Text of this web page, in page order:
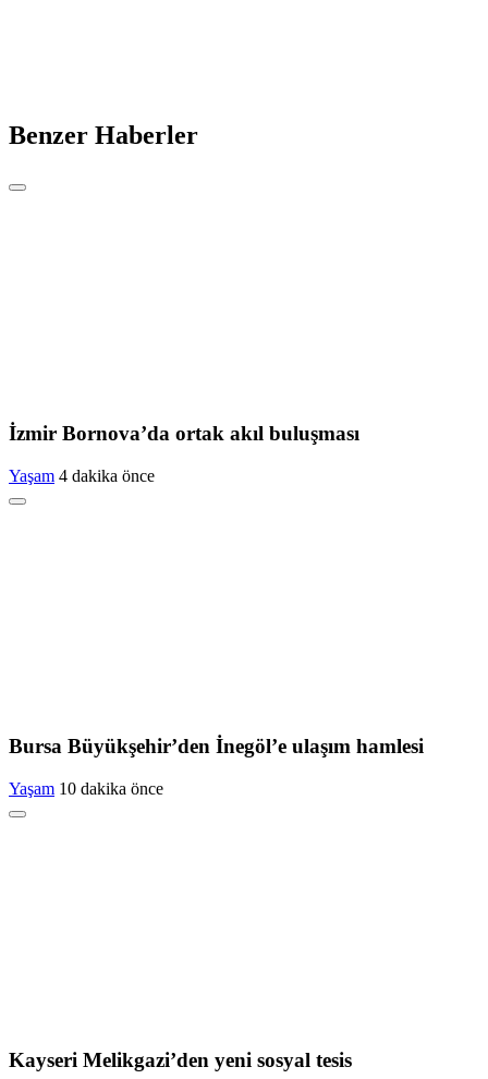
Benzer Haberler
İzmir Bornova’da ortak akıl buluşması
Yaşam 4 dakika önce
Bursa Büyükşehir’den İnegöl’e ulaşım hamlesi
Yaşam 10 dakika önce
Kayseri Melikgazi’den yeni sosyal tesis